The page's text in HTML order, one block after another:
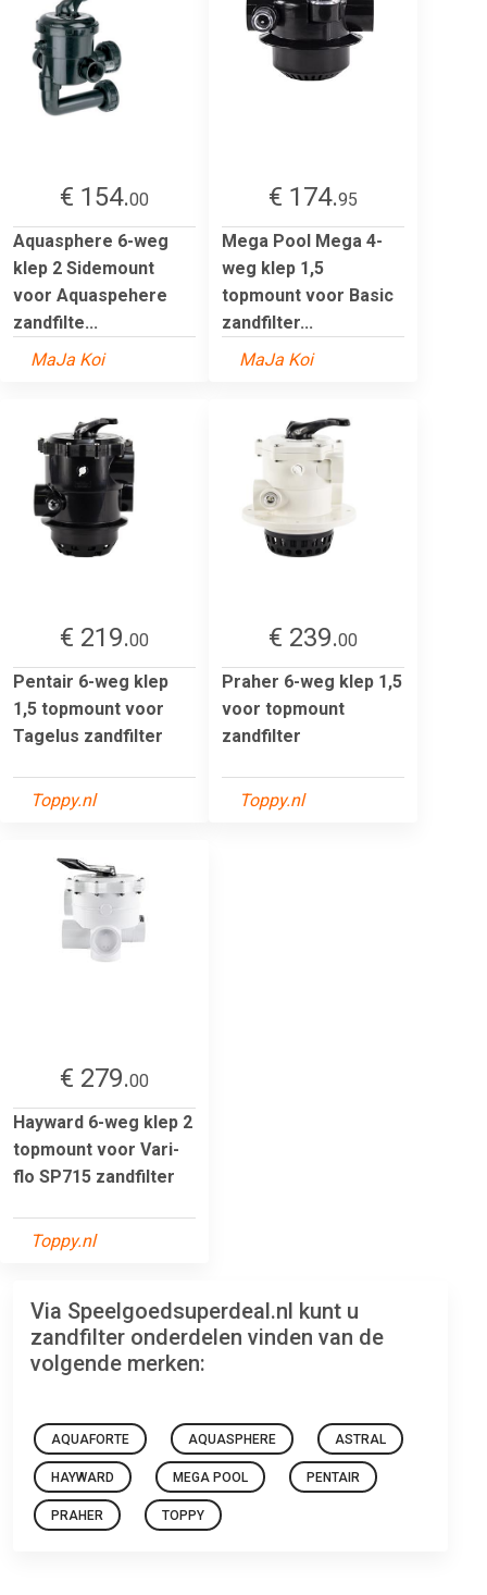
€ 154.00
Aquasphere 6-weg
klep 2 Sidemount
voor Aquaspehere
zandfilte...
MaJa Koi
€ 174.95
Mega Pool Mega 4-
weg klep 1,5
topmount voor Basic
zandfilter...
MaJa Koi
€ 219.00
Pentair 6-weg klep
1,5 topmount voor
Tagelus zandfilter
Toppy.nl
€ 239.00
Praher 6-weg klep 1,5
voor topmount
zandfilter
Toppy.nl
€ 279.00
Hayward 6-weg klep 2
topmount voor Vari-
flo SP715 zandfilter
Toppy.nl
Via Speelgoedsuperdeal.nl kunt u
zandfilter onderdelen vinden van de
volgende merken:
AQUAFORTE AQUASPHERE ASTRAL
HAYWARD MEGA POOL PENTAIR
PRAHER TOPPY